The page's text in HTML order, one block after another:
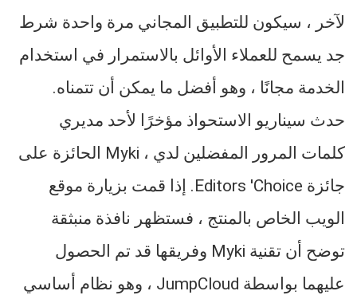
لآخر ، سيكون للتطبيق المجاني مرة واحدة شرط
جد يسمح للعملاء الأوائل بالاستمرار في استخدام
الخدمة مجانًا ، وهو أفضل ما يمكن أن تتمناه.
حدث سيناريو الاستحواذ مؤخرًا لأحد مديري
كلمات المرور المفضلين لدي ، Myki الحائزة على
جائزة Editors 'Choice. إذا قمت بزيارة موقع
الويب الخاص بالمنتج ، فستظهر نافذة منبثقة
توضح أن تقنية Myki وفريقها قد تم الحصول
عليهما بواسطة JumpCloud ، وهو نظام أساسي